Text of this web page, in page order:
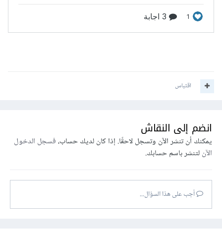
اقتباس
انضم إلى النقاش
يمكنك أن تنشر الآن وتسجل لاحقًا. إذا كان لديك حساب،فسجل الدخول
الآنلتنشر باسم حسابك.
أجب على هذا السؤال...